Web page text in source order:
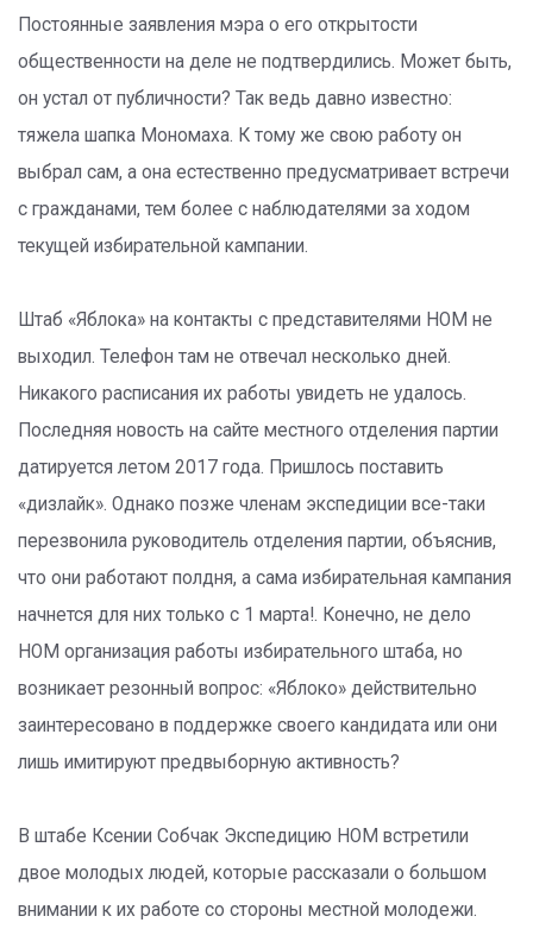
Постоянные заявления мэра о его открытости
общественности на деле не подтвердились. Может быть,
он устал от публичности? Так ведь давно известно:
тяжела шапка Мономаха. К тому же свою работу он
выбрал сам, а она естественно предусматривает встречи
с гражданами, тем более с наблюдателями за ходом
текущей избирательной кампании.
Штаб «Яблока» на контакты с представителями НОМ не
выходил. Телефон там не отвечал несколько дней.
Никакого расписания их работы увидеть не удалось.
Последняя новость на сайте местного отделения партии
датируется летом 2017 года. Пришлось поставить
«дизлайк». Однако позже членам экспедиции все-таки
перезвонила руководитель отделения партии, объяснив,
что они работают полдня, а сама избирательная кампания
начнется для них только с 1 марта!. Конечно, не дело
НОМ организация работы избирательного штаба, но
возникает резонный вопрос: «Яблоко» действительно
заинтересовано в поддержке своего кандидата или они
лишь имитируют предвыборную активность?
В штабе Ксении Собчак Экспедицию НОМ встретили
двое молодых людей, которые рассказали о большом
внимании к их работе со стороны местной молодежи.